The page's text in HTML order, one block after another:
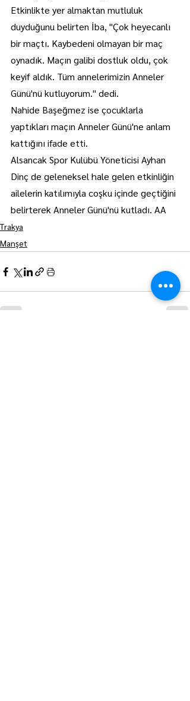
Etkinlikte yer almaktan mutluluk
duyduğunu belirten İba, "Çok heyecanlı
bir maçtı. Kaybedeni olmayan bir maç
oynadık. Maçın galibi dostluk oldu, çok
keyif aldık. Tüm annelerimizin Anneler
Günü'nü kutluyorum." dedi.
Nahide Başeğmez ise çocuklarla
yaptıkları maçın Anneler Günü'ne anlam
kattığını ifade etti.
Alsancak Spor Kulübü Yöneticisi Ayhan
Dinç de geleneksel hale gelen etkinliğin
ailelerin katılımıyla coşku içinde geçtiğini
belirterek Anneler Günü'nü kutladı. AA
Trakya
Manşet